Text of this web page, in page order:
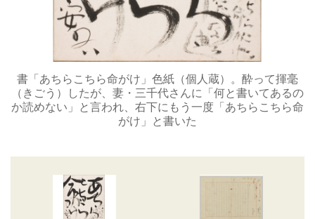
書「あちらこちら命がけ」色紙（個人蔵）。酔って揮毫
（きごう）したが、妻・三千代さんに「何と書いてあるの
か読めない」と言われ、右下にもう一度「あちらこちら命
がけ」と書いた